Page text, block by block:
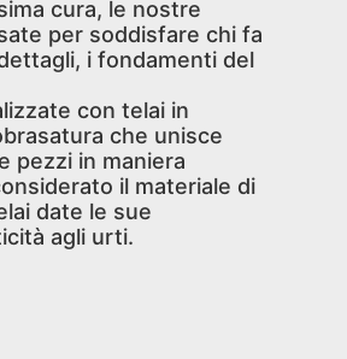
cura, le nostre
per soddisfare chi fa
i fondamenti del
con telai in
che unisce
pezzi in maniera
il materiale di
date le sue
agli urti.